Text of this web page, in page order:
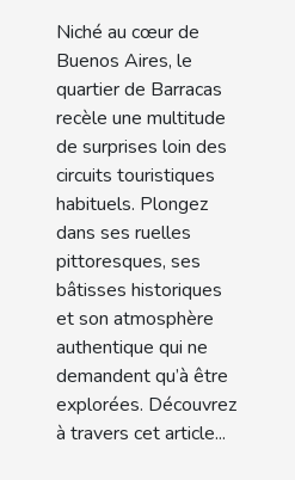
Barracas :
Que
découvrir ?
Niché au cœur de
Buenos Aires, le
quartier de Barracas
recèle une multitude
de surprises loin des
circuits touristiques
habituels. Plongez
dans ses ruelles
pittoresques, ses
bâtisses historiques
et son atmosphère
authentique qui ne
demandent qu’à être
explorées. Découvrez
à travers cet article...